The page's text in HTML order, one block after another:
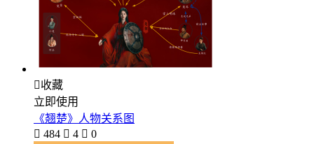
收藏
立即使用
《翘楚》人物关系图
 484  4  0